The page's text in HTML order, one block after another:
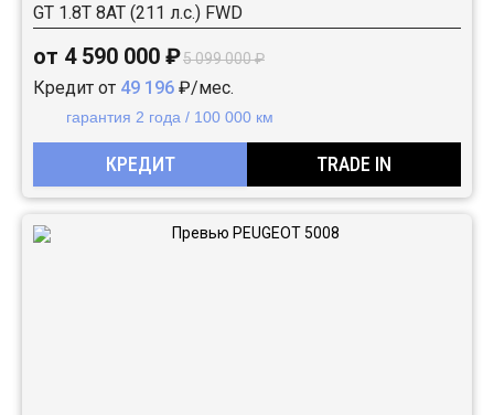
GT 1.8T 8AT (211 л.с.) FWD
от 4 590 000 ₽5 099 000 ₽
Кредит от 49 196 ₽/мес.
гарантия 2 года / 100 000 км
КРЕДИТ TRADE IN